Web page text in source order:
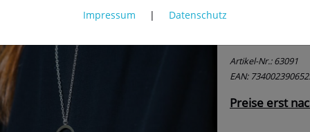
Artikel-Nr.:63091
EAN:
Preise erst
Impressum | Datenschutz